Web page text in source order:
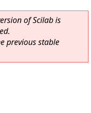
of Scilab is
previous stable